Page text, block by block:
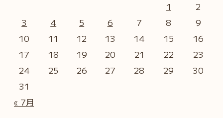
« 7月
1
2
3
4 5 6 7 8
9
10
11 12 13 14 15
16
17
18 19 20 21 22
23
24
25 26 27 28 29
30
31